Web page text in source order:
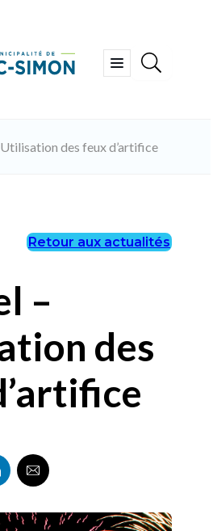
Ouvrir
des feux d’artifice
Retour aux actualités
–
des